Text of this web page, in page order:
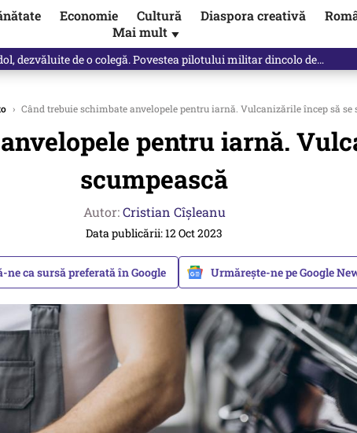
Economie Cultură Diaspora creativă
Mai mult ▼
se întâmplă!“ Propunerea Oanei Gheorghiu care l-a uluit pe Eugen…
› Când trebuie schimbate anvelopele pentru iarnă. Vulcanizările încep să se
pentru iarnă.
scumpească
Autor:Cristian Cîșleanu
Data publicării: 12 Oct 2023
ne ca sursă preferată în Google Urmărește-ne pe Google